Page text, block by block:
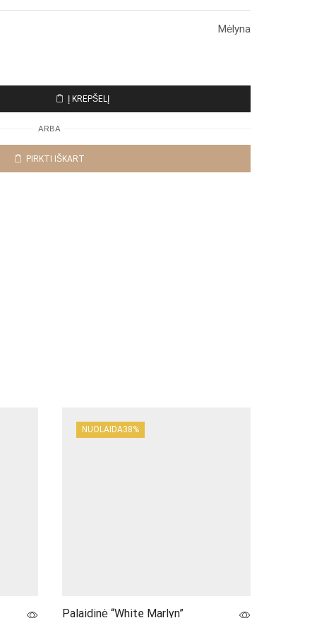
Mėlyna
Į KREPŠELĮ
ARBA
PIRKTI IŠKART
NUOLAIDA38%
Palaidinė “White Marlyn”